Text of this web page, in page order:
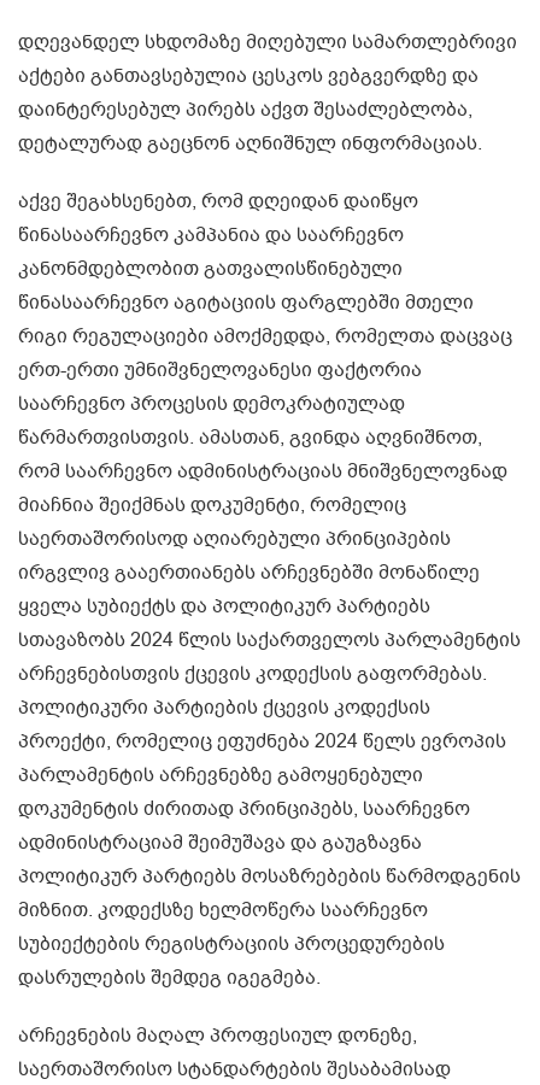
დღევანდელ სხდომაზე მიღებული სამართლებრივი
აქტები განთავსებულია ცესკოს ვებგვერდზე და
დაინტერესებულ პირებს აქვთ შესაძლებლობა,
დეტალურად გაეცნონ აღნიშნულ ინფორმაციას.
აქვე შეგახსენებთ, რომ დღეიდან დაიწყო
წინასაარჩევნო კამპანია და საარჩევნო
კანონმდებლობით გათვალისწინებული
წინასაარჩევნო აგიტაციის ფარგლებში მთელი
რიგი რეგულაციები ამოქმედდა, რომელთა დაცვაც
ერთ-ერთი უმნიშვნელოვანესი ფაქტორია
საარჩევნო პროცესის დემოკრატიულად
წარმართვისთვის. ამასთან, გვინდა აღვნიშნოთ,
რომ საარჩევნო ადმინისტრაციას მნიშვნელოვნად
მიაჩნია შეიქმნას დოკუმენტი, რომელიც
საერთაშორისოდ აღიარებული პრინციპების
ირგვლივ გააერთიანებს არჩევნებში მონაწილე
ყველა სუბიექტს და პოლიტიკურ პარტიებს
სთავაზობს 2024 წლის საქართველოს პარლამენტის
არჩევნებისთვის ქცევის კოდექსის გაფორმებას.
პოლიტიკური პარტიების ქცევის კოდექსის
პროექტი, რომელიც ეფუძნება 2024 წელს ევროპის
პარლამენტის არჩევნებზე გამოყენებული
დოკუმენტის ძირითად პრინციპებს, საარჩევნო
ადმინისტრაციამ შეიმუშავა და გაუგზავნა
პოლიტიკურ პარტიებს მოსაზრებების წარმოდგენის
მიზნით. კოდექსზე ხელმოწერა საარჩევნო
სუბიექტების რეგისტრაციის პროცედურების
დასრულების შემდეგ იგეგმება.
არჩევნების მაღალ პროფესიულ დონეზე,
საერთაშორისო სტანდარტების შესაბამისად